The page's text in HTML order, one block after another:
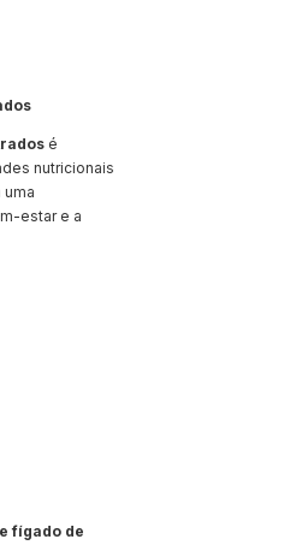
é
nutricionais
estar e a
fígado de